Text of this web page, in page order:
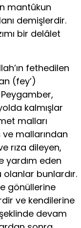
mantûkun
demişlerdir.
bir delâlet
fethedilen
(fey’)
kalmışlar
malları
ve mallarından
rıza dileyen,
yardım eden
bunlardır.
gönüllerine
ve kendilerine
devam